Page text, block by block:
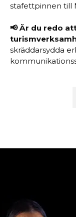
stafettpinnen till
📢 Är du redo
skräddarsydda